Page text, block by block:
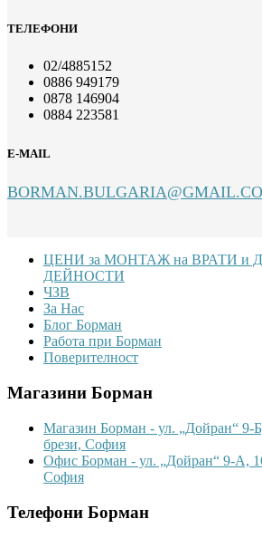
ТЕЛЕФОНИ
02/4885152
0886 949179
0878 146904
0884 223581
E-MAIL
FooterЦЕНИ за МОНТАЖ на ВРАТИ и
ДЕЙНОСТИ
ЧЗВ
За Нас
Блог Борман
Работа при Борман
Поверителност
Магазини Борман
Магазин Борман - ул. „Дойран“ 9-
брези, София
Офис Борман - ул. „Дойран“ 9-А,
София
Телефони Борман